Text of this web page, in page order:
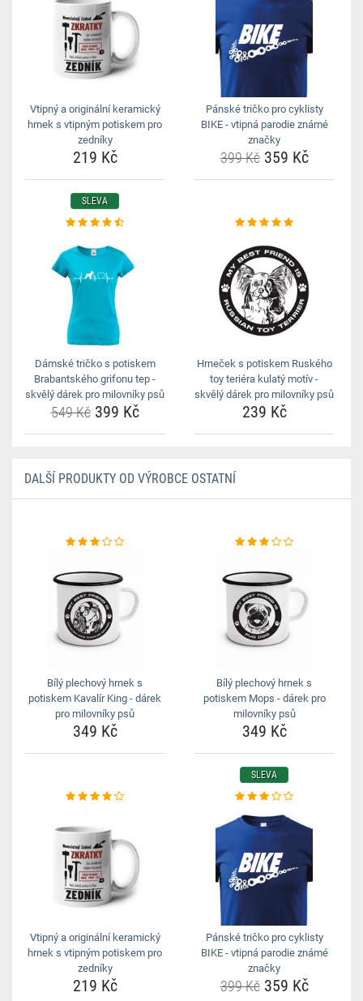
Vtipný a originální keramický
hrnek s vtipným potiskem pro
zedníky
219 Kč
Pánské tričko pro cyklisty
BIKE - vtipná parodie známé
značky
399 Kč359 Kč
SLEVA
Dámské tričko s potiskem
Brabantského grifonu tep -
skvělý dárek pro milovníky psů
549 Kč399 Kč
Hrneček s potiskem Ruského
toy teriéra kulatý motív -
skvělý dárek pro milovníky psů
239 Kč
DALŠÍ PRODUKTY OD VÝROBCE OSTATNÍ
Bílý plechový hrnek s
potiskem Kavalír King - dárek
pro milovníky psů
349 Kč
Bílý plechový hrnek s
potiskem Mops - dárek pro
milovníky psů
349 Kč
Vtipný a originální keramický
hrnek s vtipným potiskem pro
zedníky
219 Kč
SLEVA
Pánské tričko pro cyklisty
BIKE - vtipná parodie známé
značky
399 Kč359 Kč